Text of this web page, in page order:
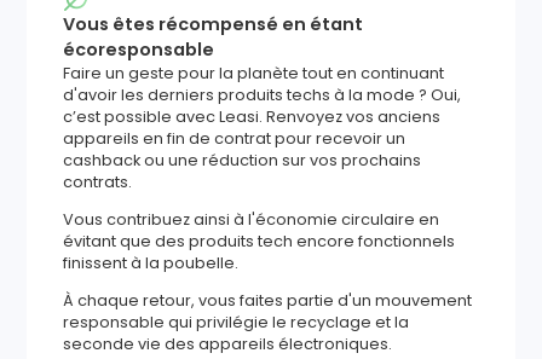
Vous êtes récompensé en étant
écoresponsable
Faire un geste pour la planète tout en continuant
d'avoir les derniers produits techs à la mode ? Oui,
c’est possible avec Leasi. Renvoyez vos anciens
appareils en fin de contrat pour recevoir un
cashback ou une réduction sur vos prochains
contrats.
Vous contribuez ainsi à l'économie circulaire en
évitant que des produits tech encore fonctionnels
finissent à la poubelle.
À chaque retour, vous faites partie d'un mouvement
responsable qui privilégie le recyclage et la
seconde vie des appareils électroniques.